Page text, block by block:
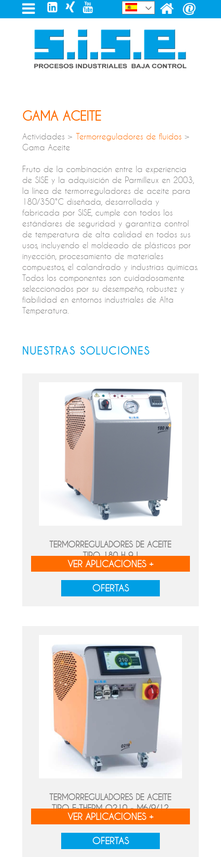
GAMA ACEITE
Actividades > Termorreguladores de fluidos>
Gama Aceite
Fruto de la combinación entre la experiencia
de SISE y la adquisición de Parmilleux en 2003,
la línea de termorreguladores de aceite para
180/350°C diseñada, desarrollada y
fabricada por SISE, cumple con todos los
estándares de seguridad y garantiza control
de temperatura de alta calidad en todos sus
usos, incluyendo el moldeado de plásticos por
inyección, procesamiento de materiales
compuestos, el calandrado y industrias quimicas.
Todos los componentes son cuidadosamente
seleccionados por su desempeño, robustez y
fiabilidad en entornos industriales de Alta
Temperatura.
NUESTRAS SOLUCIONES
TERMORREGULADORES DE ACEITE
TIPO 180 H 9 I
VER APLICACIONES +
OFERTAS
TERMORREGULADORES DE ACEITE
TIPO E-THERM O210 - M6/9/12
VER APLICACIONES +
OFERTAS